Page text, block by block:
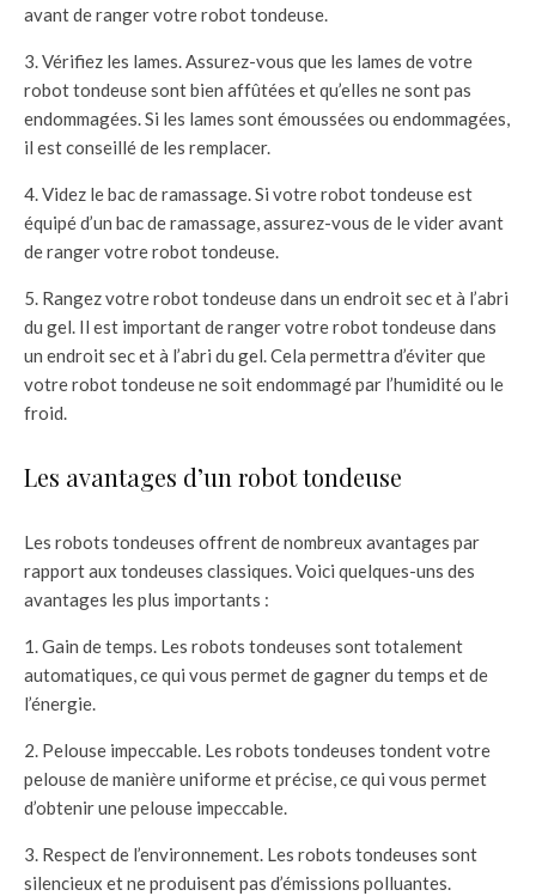
avant de ranger votre robot tondeuse.
3. Vérifiez les lames. Assurez-vous que les lames de votre
robot tondeuse sont bien affûtées et qu’elles ne sont pas
endommagées. Si les lames sont émoussées ou endommagées,
il est conseillé de les remplacer.
4. Videz le bac de ramassage. Si votre robot tondeuse est
équipé d’un bac de ramassage, assurez-vous de le vider avant
de ranger votre robot tondeuse.
5. Rangez votre robot tondeuse dans un endroit sec et à l’abri
du gel. Il est important de ranger votre robot tondeuse dans
un endroit sec et à l’abri du gel. Cela permettra d’éviter que
votre robot tondeuse ne soit endommagé par l’humidité ou le
froid.
Les avantages d’un robot tondeuse
Les robots tondeuses offrent de nombreux avantages par
rapport aux tondeuses classiques. Voici quelques-uns des
avantages les plus importants :
1. Gain de temps. Les robots tondeuses sont totalement
automatiques, ce qui vous permet de gagner du temps et de
l’énergie.
2. Pelouse impeccable. Les robots tondeuses tondent votre
pelouse de manière uniforme et précise, ce qui vous permet
d’obtenir une pelouse impeccable.
3. Respect de l’environnement. Les robots tondeuses sont
silencieux et ne produisent pas d’émissions polluantes.